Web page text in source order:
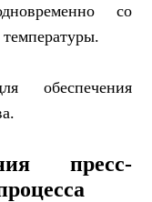
со
обеспечения
пресс-